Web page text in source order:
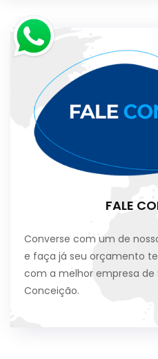
FALE
Converse com um de
e faça já seu orçamento
com a melhor empresa de
Conceição.